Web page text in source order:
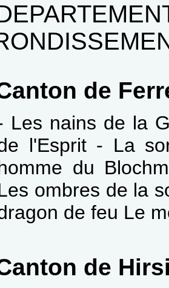
de
Les nains de la
l'Esprit - La
du
ombres de la
de feu Le
de